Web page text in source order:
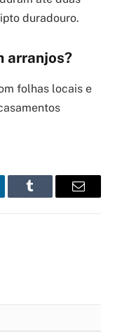
duradouro.
arranjos?
folhas locais e
Tumblr Email